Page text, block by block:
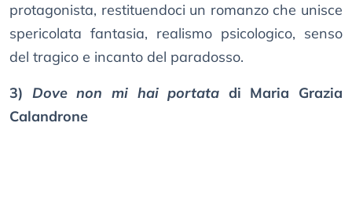
protagonista, restituendoci un romanzo che unisce
spericolata fantasia, realismo psicologico, senso
del tragico e incanto del paradosso.
3) Dove non mi hai portata di Maria Grazia
Calandrone